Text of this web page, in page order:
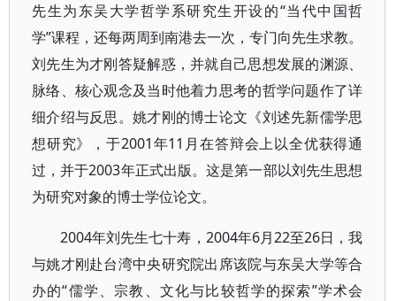
先生为东吴大学哲学系研究生开设的“当代中国哲
学”课程，还每两周到南港去一次，专门向先生求教。
刘先生为才刚答疑解惑，并就自己思想发展的渊源、
脉络、核心观念及当时他着力思考的哲学问题作了详
细介绍与反思。姚才刚的博士论文《刘述先新儒学思
想研究》，于2001年11月在答辩会上以全优获得通
过，并于2003年正式出版。这是第一部以刘先生思想
为研究对象的博士学位论文。
2004年刘先生七十寿，2004年6月22至26日，我
与姚才刚赴台湾中央研究院出席该院与东吴大学等合
办的“儒学、宗教、文化与比较哲学的探索”学术会